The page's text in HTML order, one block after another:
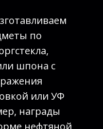
по
шпона с
или УФ
награды
нефтяной